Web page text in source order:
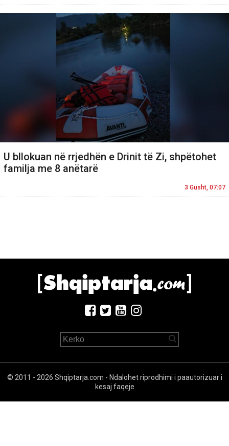
U bllokuan në rrjedhën e Drinit të Zi, shpëtohet
familja me 8 anëtarë
3 Gusht, 07:07
© 2011 - 2026 Shqiptarja.com - Ndalohet riprodhimi i paautorizuar i
kesaj faqeje